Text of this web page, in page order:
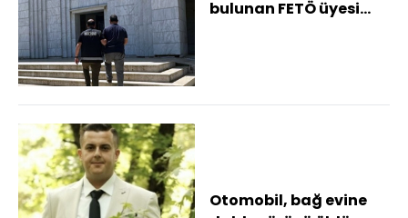
bulunan FETÖ üyesi
Otomobil, bağ evine